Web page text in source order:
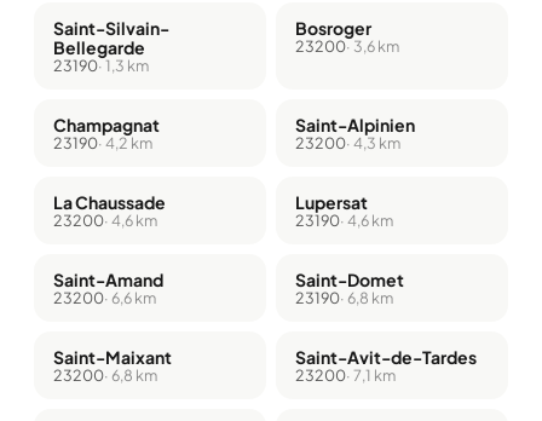
Saint-Silvain-
Bellegarde
23190· 1,3 km
Bosroger
23200· 3,6 km
Champagnat
23190· 4,2 km
Saint-Alpinien
23200· 4,3 km
La Chaussade
23200· 4,6 km
Lupersat
23190· 4,6 km
Saint-Amand
23200· 6,6 km
Saint-Domet
23190· 6,8 km
Saint-Maixant
23200· 6,8 km
Saint-Avit-de-Tardes
23200· 7,1 km